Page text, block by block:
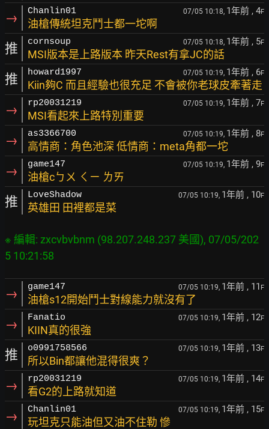
→ Chanlin01 07/05 10:18, 1年前 , 4F
油槍傳統坦克鬥士都一坨啊
推 cornsoup 07/05 10:18, 1年前 , 5F
MSI版本是上路版本 昨天Rest有拿JC的話
推 howard1997 07/05 10:19, 1年前 , 6F
Kiin夠C 而且經驗也很充足 不會被你老球皮牽著走
→ rp20031219 07/05 10:19, 1年前 , 7F
MSI看起來上路特別重要
→ as3366700 07/05 10:19, 1年前 , 8F
高情商：角色池深 低情商：meta角都一坨
→ game147 07/05 10:19, 1年前 , 9F
油槍cㄅㄨ ㄑㄧ ㄌㄞ
推 LoveShadow 07/05 10:19, 1年前 , 10F
英雄田 田裡都是菜
※ 編輯: zxcvbvbnm (98.207.248.237 美國), 07/05/202
→ game147 07/05 10:19, 1年前 , 11 F
油槍s12開始鬥士對線能力就沒有了
→ Fanatio 07/05 10:19, 1年前 , 12F
KIIN真的很強
推 o0991758566 07/05 10:19, 1年前 , 13F
所以Bin都讓他混得很爽？
→ rp20031219 07/05 10:19, 1年前 , 14F
看G2的上路就知道
→ Chanlin01 07/05 10:19, 1年前 , 15F
玩坦克只能油但又油不住勒 慘